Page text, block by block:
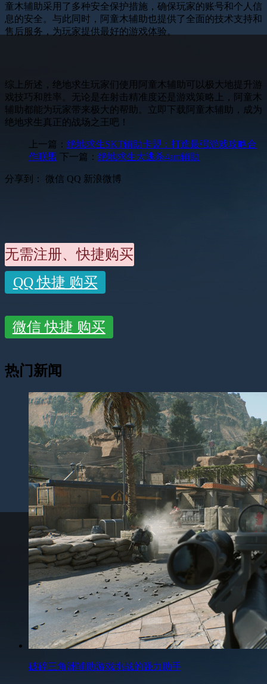
童木辅助采用了多种安全保护措施，确保玩家的账号和个人信
息的安全。与此同时，阿童木辅助也提供了全面的技术支持和
售后服务，为玩家提供最好的游戏体验。
综上所述，绝地求生玩家们使用阿童木辅助可以极大地提升游
戏技巧和胜率。无论是在射击精准度还是游戏策略上，阿童木
辅助都能为玩家带来极大的帮助。立即下载阿童木辅助，成为
绝地求生真正的战场之王吧！
上一篇： 绝地求生SKT辅助卡盟：打造最强游戏攻略合
作联盟 下一篇： 绝地求生大逃杀4am辅助
分享到： 微信 QQ 新浪微博
无需注册、快捷购买
QQ 快捷 购买
微信 快捷 购买
热门新闻
破碎三角洲辅助游戏挑战的强力助手